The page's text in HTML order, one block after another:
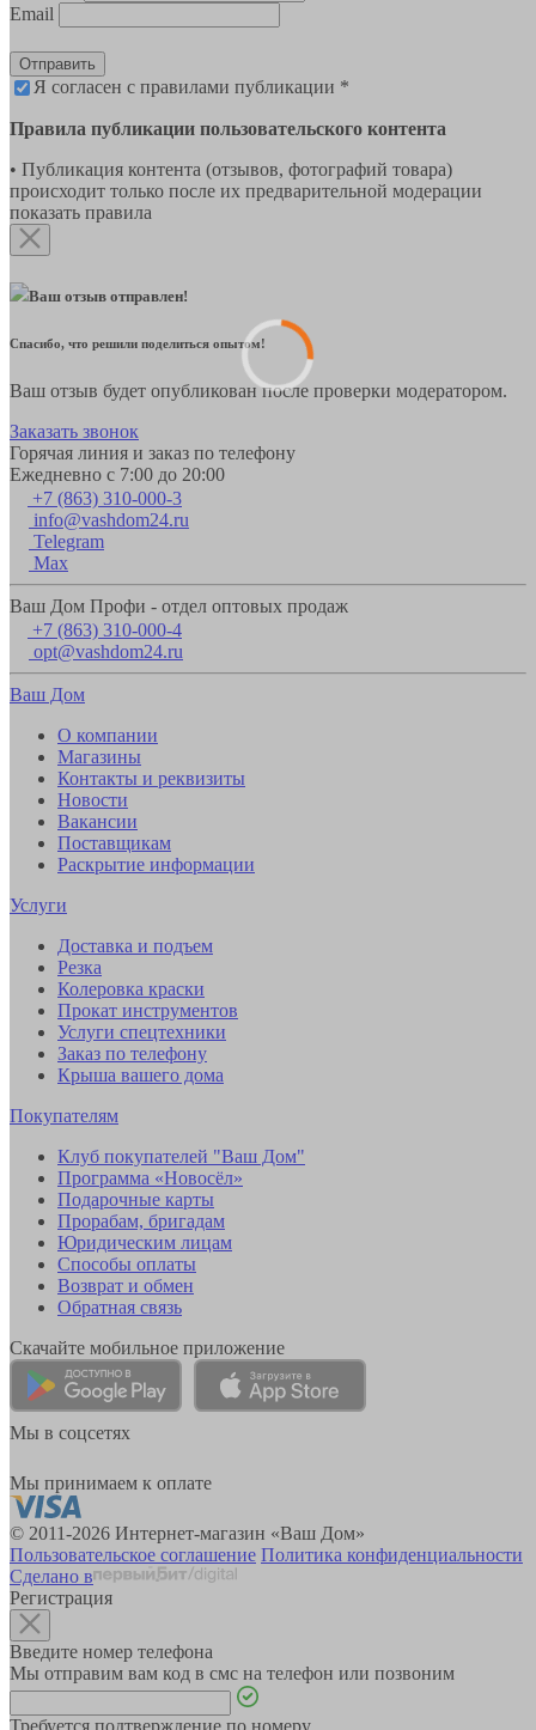
Email
Отправить
Я согласен с правилами публикации *
Правила публикации пользовательского контента
• Публикация контента (отзывов, фотографий товара)
происходит только после их предварительной модерации
показать правила
Ваш отзыв отправлен!
Спасибо, что решили поделиться опытом!
Ваш отзыв будет опубликован после проверки модератором.
Заказать звонок
Горячая линия и заказ по телефону
Ежедневно с 7:00 до 20:00
+7 (863) 310-000-3
info@vashdom24.ru
Telegram
Max
Ваш Дом Профи - отдел оптовых продаж
+7 (863) 310-000-4
opt@vashdom24.ru
Ваш Дом
О компании
Магазины
Контакты и реквизиты
Новости
Вакансии
Поставщикам
Раскрытие информации
Услуги
Доставка и подъем
Резка
Колеровка краски
Прокат инструментов
Услуги спецтехники
Заказ по телефону
Крыша вашего дома
Покупателям
Клуб покупателей "Ваш Дом"
Программа «Новосёл»
Подарочные карты
Прорабам, бригадам
Юридическим лицам
Способы оплаты
Возврат и обмен
Обратная связь
Скачайте мобильное приложение
Мы в соцсетях
Мы принимаем к оплате
© 2011-2026 Интернет-магазин «Ваш Дом»
Пользовательское соглашение Политика конфиденциальности
Сделано в
Регистрация
Введите номер телефона
Мы отправим вам код в смс на телефон или позвоним